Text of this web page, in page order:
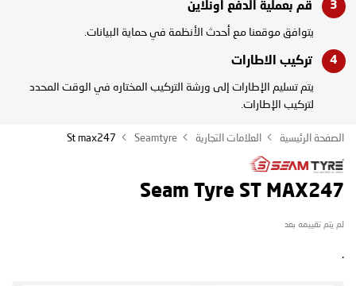
قم بعملية الدفع اونلاين
يتوافق موقعنا مع أحدث الأنظمة في حماية البيانات.
تركيب الاطارات
يتم تسليم الإطارات إلى ورشة التركيب المختاره في الوقت المحدد
لتركيب الإطارات.
الصفحة الرئيسية العلامات التجارية Seamtyre
St max247
Seam Tyre ST MAX247
لم يتم تقييمه بعد
.